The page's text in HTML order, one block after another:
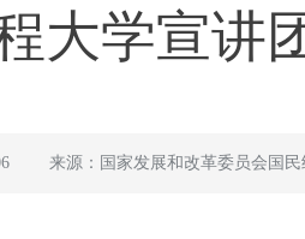
大学宣讲
来源：国家发展和改革委员会国